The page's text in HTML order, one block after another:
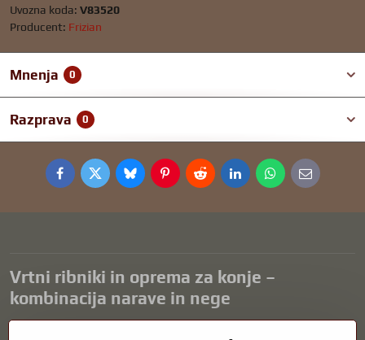
Uvozna koda: V83520
Producent: Frizian
Mnenja 0
Razprava 0
FacebookTwitterBlueskyPinterestRedditLinkedInWhatsApp
E-
mail
Vrtni ribniki in oprema za konje –
kombinacija narave in nege